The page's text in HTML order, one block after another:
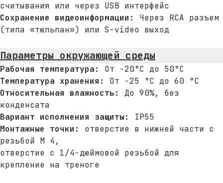
считывания или через USB интерфейс
Сохранение видеоинформации: Через RCA разъем
(типа «тюльпан») или S-video выход
Параметры окружающей среды
Рабочая температура:
От -20°C до 50°C
Температура хранения:
От -25 °C до 60 °C
Относительная влажность:
До 90%, без
конденсата
Вариант исполнения защиты: IP55
Монтажные точки: отверстие в нижней части с
резьбой M 4,
отверстие с 1/4-дюймовой резьбой для
крепление на треноге
© 1997-2026 ООО «ПАНАТЕСТ»